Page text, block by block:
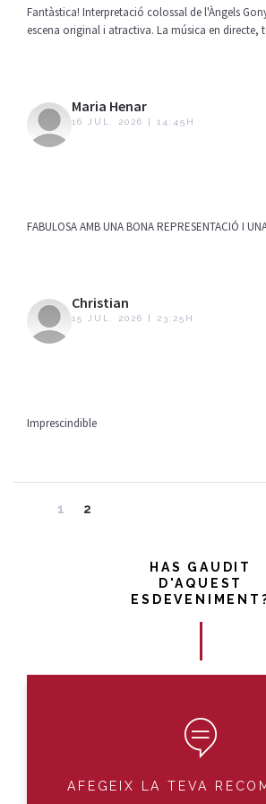
Fantàstica! Interpretació colossal de l'Àngels
escena original i atractiva. La música en directe,
Maria Henar
16 JUL. 2026 | 14:45H
FABULOSA AMB UNA BONA REPRESENTACIÓ I
Christian
15 JUL. 2026 | 23:25H
Imprescindible
1 2
HAS GAUDIT
D'AQUEST
AFEGEIX LA TEVA